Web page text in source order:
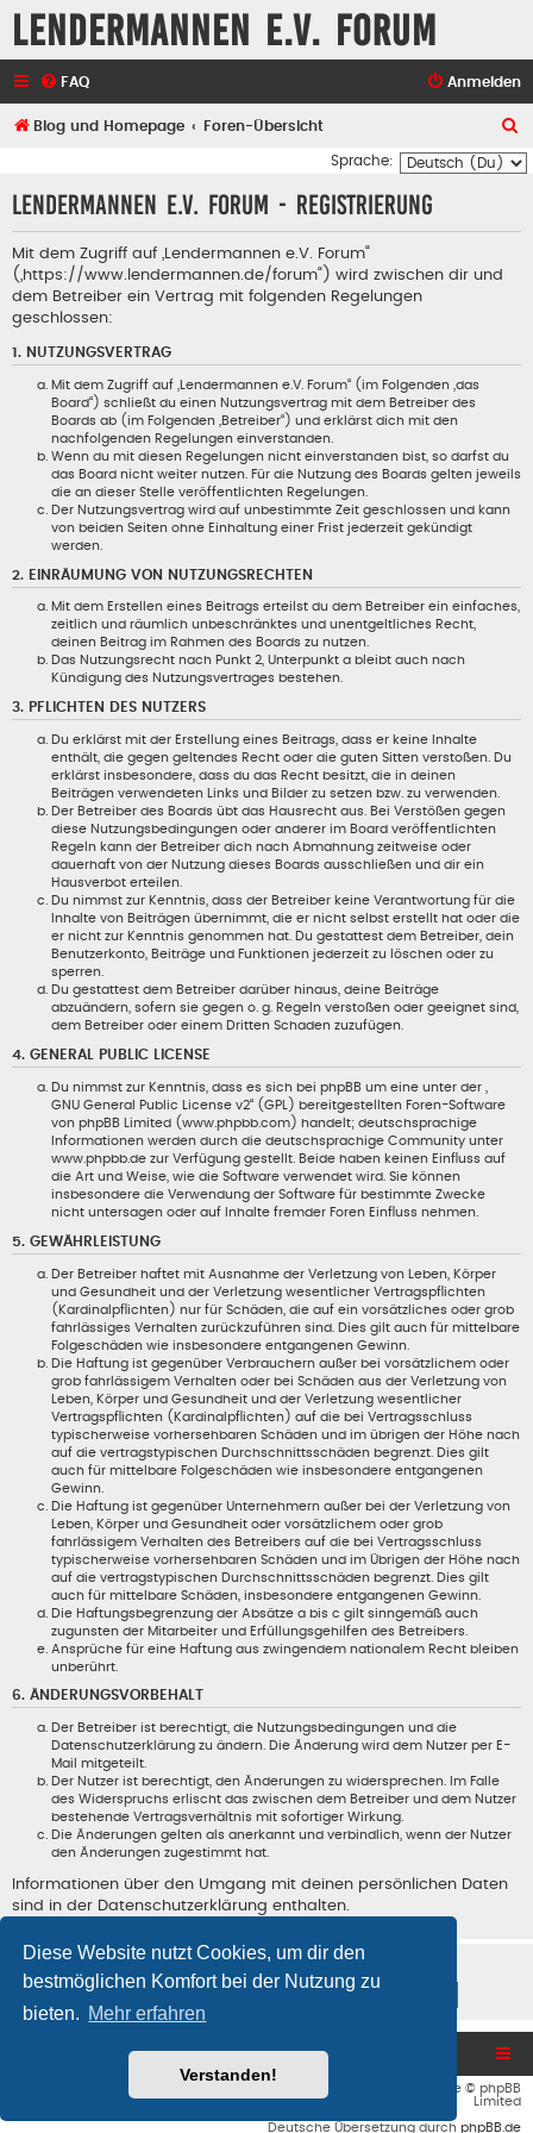
Diese Website nutzt Cookies, um dir den
bestmöglichen Komfort bei der Nutzung zu
bieten. Mehr erfahren
Verstanden!
Lendermannen e.V. Forum
FAQ Anmelden
Blog und Homepage Foren-Übersicht
u
Sprache:
Lendermannen e.V. Forum - Registrierung
Mit dem Zugriff auf „Lendermannen e.V. Forum“
(„https://www.lendermannen.de/forum“) wird zwischen dir und
dem Betreiber ein Vertrag mit folgenden Regelungen
geschlossen:
1. NUTZUNGSVERTRAG
Mit dem Zugriff auf „Lendermannen e.V. Forum“ (im Folgenden „das
Board“) schließt du einen Nutzungsvertrag mit dem Betreiber des
Boards ab (im Folgenden „Betreiber“) und erklärst dich mit den
nachfolgenden Regelungen einverstanden.
Wenn du mit diesen Regelungen nicht einverstanden bist, so darfst du
das Board nicht weiter nutzen. Für die Nutzung des Boards gelten jeweils
die an dieser Stelle veröffentlichten Regelungen.
Der Nutzungsvertrag wird auf unbestimmte Zeit geschlossen und kann
von beiden Seiten ohne Einhaltung einer Frist jederzeit gekündigt
werden.
2. EINRÄUMUNG VON NUTZUNGSRECHTEN
Mit dem Erstellen eines Beitrags erteilst du dem Betreiber ein einfaches,
zeitlich und räumlich unbeschränktes und unentgeltliches Recht,
deinen Beitrag im Rahmen des Boards zu nutzen.
Das Nutzungsrecht nach Punkt 2, Unterpunkt a bleibt auch nach
Kündigung des Nutzungsvertrages bestehen.
3. PFLICHTEN DES NUTZERS
Du erklärst mit der Erstellung eines Beitrags, dass er keine Inhalte
enthält, die gegen geltendes Recht oder die guten Sitten verstoßen. Du
erklärst insbesondere, dass du das Recht besitzt, die in deinen
Beiträgen verwendeten Links und Bilder zu setzen bzw. zu verwenden.
Der Betreiber des Boards übt das Hausrecht aus. Bei Verstößen gegen
diese Nutzungsbedingungen oder anderer im Board veröffentlichten
Regeln kann der Betreiber dich nach Abmahnung zeitweise oder
dauerhaft von der Nutzung dieses Boards ausschließen und dir ein
Hausverbot erteilen.
Du nimmst zur Kenntnis, dass der Betreiber keine Verantwortung für die
Inhalte von Beiträgen übernimmt, die er nicht selbst erstellt hat oder die
er nicht zur Kenntnis genommen hat. Du gestattest dem Betreiber, dein
Benutzerkonto, Beiträge und Funktionen jederzeit zu löschen oder zu
sperren.
Du gestattest dem Betreiber darüber hinaus, deine Beiträge
abzuändern, sofern sie gegen o. g. Regeln verstoßen oder geeignet sind,
dem Betreiber oder einem Dritten Schaden zuzufügen.
4. GENERAL PUBLIC LICENSE
Du nimmst zur Kenntnis, dass es sich bei phpBB um eine unter der „
GNU General Public License v2“ (GPL) bereitgestellten Foren-Software
von phpBB Limited (www.phpbb.com) handelt; deutschsprachige
Informationen werden durch die deutschsprachige Community unter
www.phpbb.de zur Verfügung gestellt. Beide haben keinen Einfluss auf
die Art und Weise, wie die Software verwendet wird. Sie können
insbesondere die Verwendung der Software für bestimmte Zwecke
nicht untersagen oder auf Inhalte fremder Foren Einfluss nehmen.
5. GEWÄHRLEISTUNG
Der Betreiber haftet mit Ausnahme der Verletzung von Leben, Körper
und Gesundheit und der Verletzung wesentlicher Vertragspflichten
(Kardinalpflichten) nur für Schäden, die auf ein vorsätzliches oder grob
fahrlässiges Verhalten zurückzuführen sind. Dies gilt auch für mittelbare
Folgeschäden wie insbesondere entgangenen Gewinn.
Die Haftung ist gegenüber Verbrauchern außer bei vorsätzlichem oder
grob fahrlässigem Verhalten oder bei Schäden aus der Verletzung von
Leben, Körper und Gesundheit und der Verletzung wesentlicher
Vertragspflichten (Kardinalpflichten) auf die bei Vertragsschluss
typischerweise vorhersehbaren Schäden und im übrigen der Höhe nach
auf die vertragstypischen Durchschnittsschäden begrenzt. Dies gilt
auch für mittelbare Folgeschäden wie insbesondere entgangenen
Gewinn.
Die Haftung ist gegenüber Unternehmern außer bei der Verletzung von
Leben, Körper und Gesundheit oder vorsätzlichem oder grob
fahrlässigem Verhalten des Betreibers auf die bei Vertragsschluss
typischerweise vorhersehbaren Schäden und im Übrigen der Höhe nach
auf die vertragstypischen Durchschnittsschäden begrenzt. Dies gilt
auch für mittelbare Schäden, insbesondere entgangenen Gewinn.
Die Haftungsbegrenzung der Absätze a bis c gilt sinngemäß auch
zugunsten der Mitarbeiter und Erfüllungsgehilfen des Betreibers.
Ansprüche für eine Haftung aus zwingendem nationalem Recht bleiben
unberührt.
6. ÄNDERUNGSVORBEHALT
Der Betreiber ist berechtigt, die Nutzungsbedingungen und die
Datenschutzerklärung zu ändern. Die Änderung wird dem Nutzer per E-
Mail mitgeteilt.
Der Nutzer ist berechtigt, den Änderungen zu widersprechen. Im Falle
des Widerspruchs erlischt das zwischen dem Betreiber und dem Nutzer
bestehende Vertragsverhältnis mit sofortiger Wirkung.
Die Änderungen gelten als anerkannt und verbindlich, wenn der Nutzer
den Änderungen zugestimmt hat.
Informationen über den Umgang mit deinen persönlichen Daten
sind in der Datenschutzerklärung enthalten.
Blog und Homepage Foren-Übersicht
® Forum Software © phpBB
Limited
Deutsche Übersetzung durch phpBB.de